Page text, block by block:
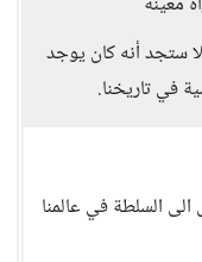
ستجد أنه كان يوجد
في تاريخنا.
الى السلطة في عالمنا